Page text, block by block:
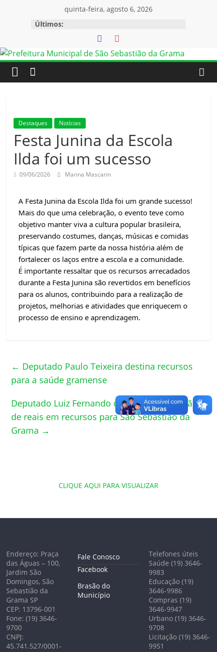
quinta-feira, agosto 6, 2026
Últimos:
Destaques Notícias
Festa Junina da Escola
Ilda foi um sucesso
09/06/2026 Marina Mascarin
A Festa Junina da Escola Ilda foi um grande sucesso!
Mais do que uma celebração, o evento teve como
objetivo manter viva a cultura popular brasileira,
preservando costumes, danças, músicas e comidas
típicas que fazem parte da nossa história além de
fortalecer os laços entre a escola e a comunidade.
É importante ressaltar que os recursos arrecadados
durante a Festa Junina são revertidos em benefícios
para os alunos, contribuindo para a realização de
projetos, melhorias e atividades que enriquecem o
processo de ensino e aprendizagem.
← Deputado Paulo Teixeira destina recursos
para a saúde gramense
Deputado Luiz Fernando destina meio milhão
de reais em recursos para São Sebastião da
Grama →
CLIQUE AQUI PARA VISUALIZAR
Endereço: Praça
das Águas – 100,
Jardim São
Domingos, São
Sebastião da
Grama SP
CEP: 13796-001
Fone: (19) 3646-
9700
CNPJ:
45.741.527/0001-
Fale Conosco
Facebook
Brasão do
Município
Telefones úteis
Saúde (19) 3646-
9983
Educação (19)
3646-9986
Compras (19)
3646-9947
Urbano (19) 3646-
9708
Licitação (19) 3646-
9951